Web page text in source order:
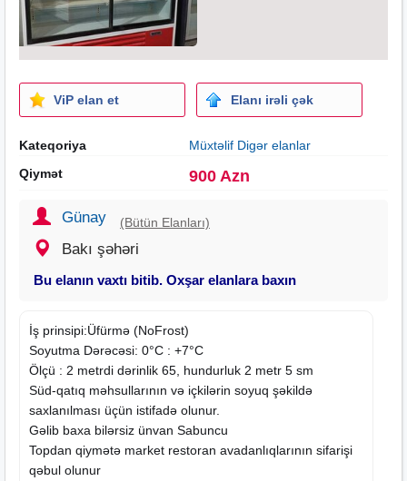
ViP elan et Elanı irəli çək
Kateqoriya
Müxtəlif Digər elanlar
Qiymət
900 Azn
Günay (Bütün Elanları)
Bakı şəhəri
Bu elanın vaxtı bitib. Oxşar elanlara baxın
İş prinsipi:Üfürmə (NoFrost)
Soyutma Dərəcəsi: 0°C : +7°C
Ölçü : 2 metrdi dərinlik 65, hundurluk 2 metr 5 sm
Süd-qatıq məhsullarının və içkilərin soyuq şəkildə
saxlanılması üçün istifadə olunur.
Gəlib baxa bilərsiz ünvan Sabuncu
Topdan qiymətə market restoran avadanlıqlarının sifarişi
qəbul olunur